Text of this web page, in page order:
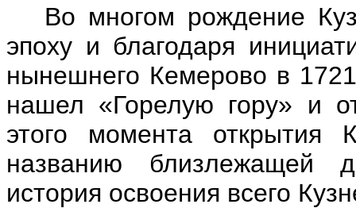
Во многом рождение
эпоху и благодаря
нынешнего Кемерово в
нашел «Горелую гору» и
этого момента открытия
названию близлежащей
история освоения всего